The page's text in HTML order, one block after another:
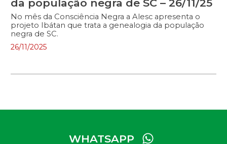
da população negra de SC – 26/11/25
No mês da Consciência Negra a Alesc apresenta o
projeto Ibátan que trata a genealogia da população
negra de SC.
26/11/2025
WHATSAPP